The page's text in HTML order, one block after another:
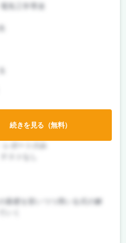
基礎を習いつつ用いる式の解
続きを見る（無料）